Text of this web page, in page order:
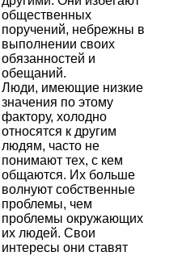
общественных
поручений, небрежны в
выполнении своих
обязанностей и
обещаний.
Люди, имеющие низкие
значения по этому
фактору, холодно
относятся к другим
людям, часто не
понимают тех, с кем
общаются. Их больше
волнуют собственные
проблемы, чем
проблемы окружающих
их людей. Свои
интересы они ставят